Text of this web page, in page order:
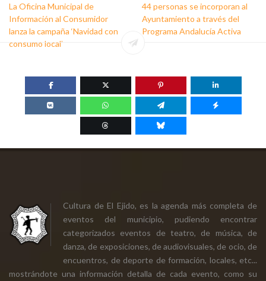
La Oficina Municipal de
Información al Consumidor
lanza la campaña ‘Navidad con
consumo local’
44 personas se incorporan al
Ayuntamiento a través del
Programa Andalucía Activa
Cultura de El Ejido, es la agenda más completa de
eventos del municipio, pudiendo encontrar
categorizados eventos de teatro, de música, de
danza, de exposiciones, de audiovisuales, de ocio, de
encuentros, de deporte de formación, locales, etc...
mostrándote una información detalla de cada evento, como su